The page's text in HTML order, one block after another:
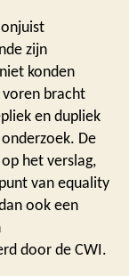
zijn
konden
bracht
en dupliek
De
het verslag,
van equality
ook een
door de CWI.